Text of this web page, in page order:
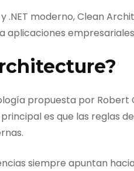
y .NET moderno, Clean
aplicaciones
propuesta por Robert
es que las reglas
siempre apuntan